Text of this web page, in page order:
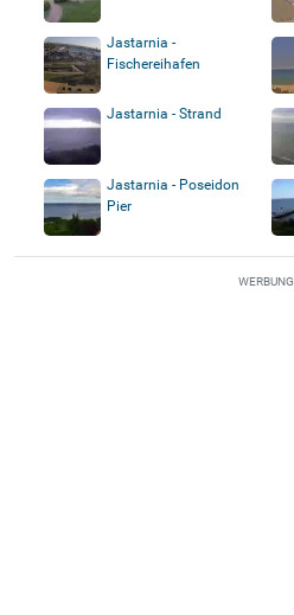
Jastarnia -
Fischereihafen
Jastarnia - Strand
Jastarnia - Poseidon
Pier
WERBUNG